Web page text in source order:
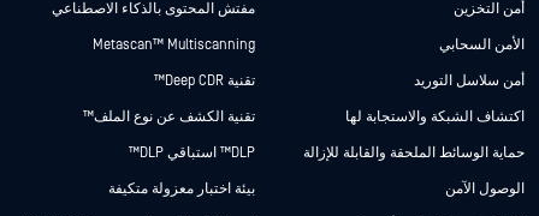
أمن التخزين
الأمن السحابي
أمن سلاسل التوريد
اكتشاف الشبكة والاستجابة لها
حماية الوسائط الملحقة والقابلة للإزالة
الوصول الآمن
مفتش المحتوى بالذكاء الاصطناعي
Metascan™ Multiscanning
تقنية Deep CDR™
تقنية الكشف عن نوع الملف™
DLP™ استباقي DLP™
بيئة اختبار معزولة متكيفة